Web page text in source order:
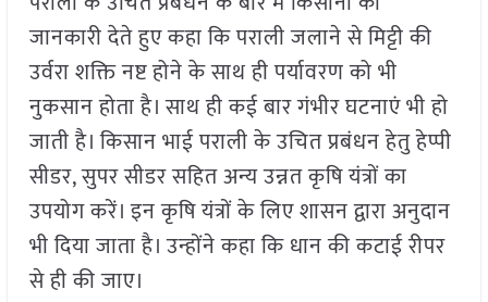
जानकारी देते हुए कहा कि पराली जलाने से मिट्टी की
उर्वरा शक्ति नष्ट होने के साथ ही पर्यावरण को भी
नुकसान होता है। साथ ही कई बार गंभीर घटनाएं भी हो
जाती है। किसान भाई पराली के उचित प्रबंधन हेतु हेप्पी
सीडर, सुपर सीडर सहित अन्य उन्नत कृषि यंत्रों का
उपयोग करें। इन कृषि यंत्रों के लिए शासन द्वारा अनुदान
भी दिया जाता है। उन्होंने कहा कि धान की कटाई रीपर
से ही की जाए।